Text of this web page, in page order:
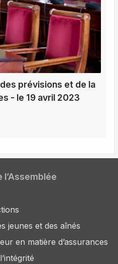
prévisions et de la
- le 19 avril 2023
jeunes et des aînés
en matière d’assurances